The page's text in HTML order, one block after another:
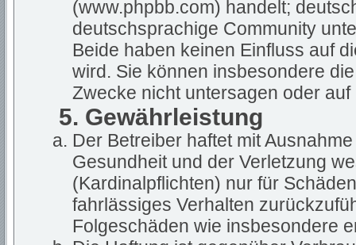
(www.phpbb.com) handelt;
deutschsprachige Community
Beide haben keinen Einfluss auf
wird. Sie können insbesondere
Zwecke nicht untersagen oder
5. Gewährleistung
Der Betreiber haftet mit
Gesundheit und der Verletzung
(Kardinalpflichten) nur für
fahrlässiges Verhalten
Folgeschäden wie insbesondere